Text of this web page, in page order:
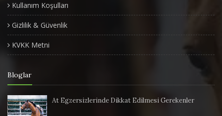
Kullanım Koşulları
Gizlilik & Güvenlik
KVKK Metni
Bloglar
At Egzersizlerinde Dikkat Edilmesi Gerekenler